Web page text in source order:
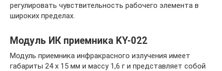
регулировать чувствительность рабочего элемента в
широких пределах.
Модуль ИК приемника KY-022
Модуль приемника инфракрасного излучения имеет
габариты 24 х 15 мм и массу 1,6 г и представляет собой